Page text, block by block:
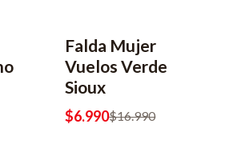
-59% OFF
Falda Mujer
Vuelos Verde
Sioux
$6.990$16.990